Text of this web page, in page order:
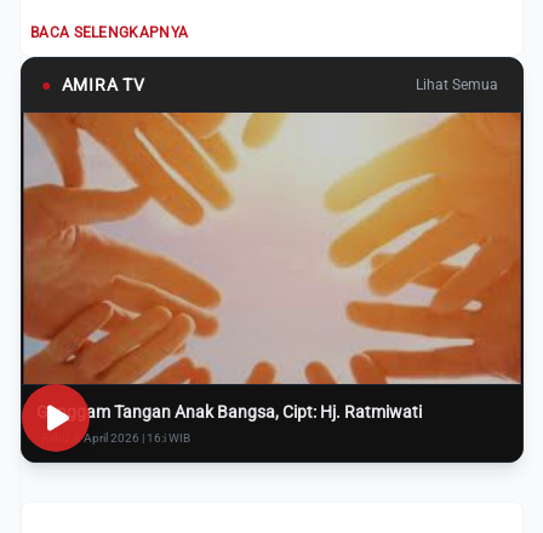
BACA SELENGKAPNYA
● AMIRA TV Lihat Semua
Genggam Tangan Anak Bangsa, Cipt: Hj. Ratmiwati
Rabu, 8 April 2026 | 16:i WIB